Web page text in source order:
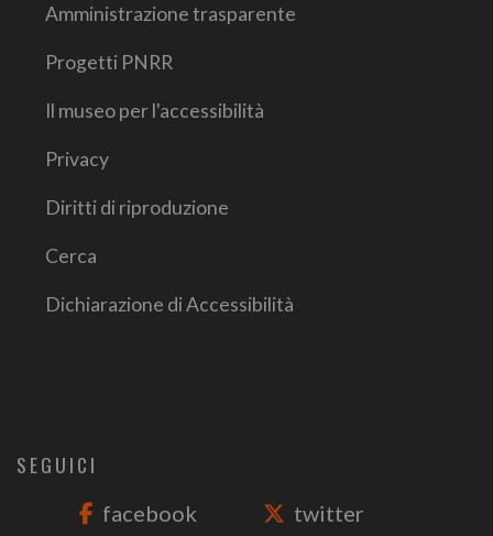
Amministrazione trasparente
Progetti PNRR
Il museo per l'accessibilità
Privacy
Diritti di riproduzione
Cerca
Dichiarazione di Accessibilità
SEGUICI
facebook
twitter